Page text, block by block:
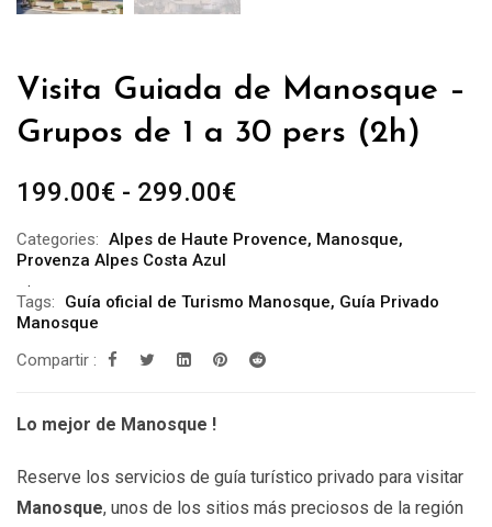
Visita Guiada de Manosque –
Grupos de 1 a 30 pers (2h)
199.00€ - 299.00€Rango
precios:
199.00€
hasta
299.00€
Categories: Alpes de Haute Provence, Manosque,
Provenza Alpes Costa Azul
Tags: Guía oficial de Turismo Manosque, Guía Privado
Manosque
Compartir :
Lo mejor de Manosque !
Reserve los servicios de guía turístico privado para visitar
Manosque, unos de los sitios más preciosos de la región